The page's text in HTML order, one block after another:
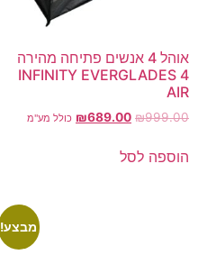
אוהל 4 אנשים פתיחה מהירה
INFINITY EVERGLADES 4
AIR
₪999.00
₪689.00 כולל מע"מ
הוספה לסל
מבצע!